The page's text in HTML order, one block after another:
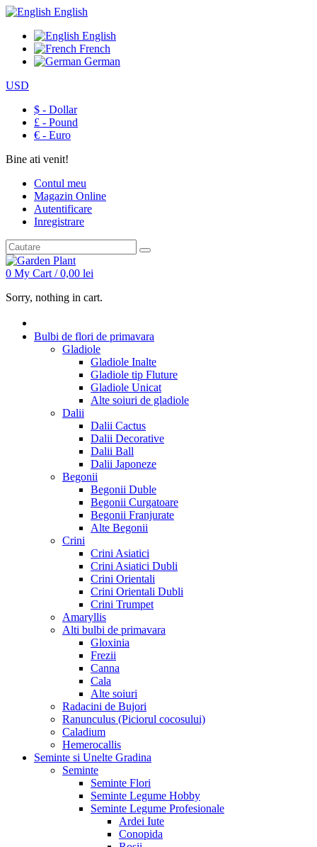
English
English
French
German
USD
$ - Dollar
£ - Pound
€ - Euro
Bine ati venit!
Contul meu
Magazin Online
Autentificare
Inregistrare
0 My Cart /0,00 lei
Sorry, nothing in cart.
Bulbi de flori de primavara
Gladiole
Gladiole Inalte
Gladiole tip Fluture
Gladiole Unicat
Alte soiuri de gladiole
Dalii
Dalii Cactus
Dalii Decorative
Dalii Ball
Dalii Japoneze
Begonii
Begonii Duble
Begonii Curgatoare
Begonii Franjurate
Alte Begonii
Crini
Crini Asiatici
Crini Asiatici Dubli
Crini Orientali
Crini Orientali Dubli
Crini Trumpet
Amaryllis
Alti bulbi de primavara
Gloxinia
Frezii
Canna
Cala
Alte soiuri
Radacini de Bujori
Ranunculus (Piciorul cocosului)
Caladium
Hemerocallis
Seminte si Unelte Gradina
Seminte
Seminte Flori
Seminte Legume Hobby
Seminte Legume Profesionale
Ardei Iute
Conopida